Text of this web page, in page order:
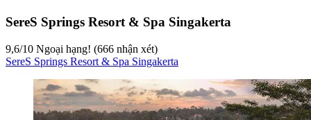
SereS Springs Resort & Spa Singakerta
9,6/10 Ngoại hạng! (666 nhận xét)
SereS Springs Resort & Spa Singakerta